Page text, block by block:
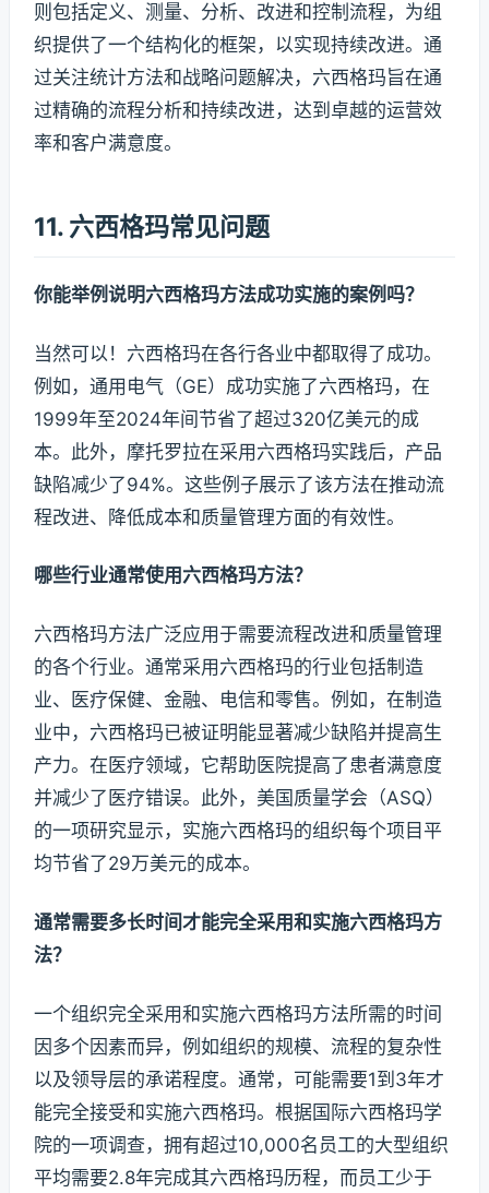
则包括定义、测量、分析、改进和控制流程，为组
织提供了一个结构化的框架，以实现持续改进。通
过关注统计方法和战略问题解决，六西格玛旨在通
过精确的流程分析和持续改进，达到卓越的运营效
率和客户满意度。
11. 六西格玛常见问题
你能举例说明六西格玛方法成功实施的案例吗？
当然可以！六西格玛在各行各业中都取得了成功。
例如，通用电气（GE）成功实施了六西格玛，在
1999年至2024年间节省了超过320亿美元的成
本。此外，摩托罗拉在采用六西格玛实践后，产品
缺陷减少了94%。这些例子展示了该方法在推动流
程改进、降低成本和质量管理方面的有效性。
哪些行业通常使用六西格玛方法？
六西格玛方法广泛应用于需要流程改进和质量管理
的各个行业。通常采用六西格玛的行业包括制造
业、医疗保健、金融、电信和零售。例如，在制造
业中，六西格玛已被证明能显著减少缺陷并提高生
产力。在医疗领域，它帮助医院提高了患者满意度
并减少了医疗错误。此外，美国质量学会（ASQ）
的一项研究显示，实施六西格玛的组织每个项目平
均节省了29万美元的成本。
通常需要多长时间才能完全采用和实施六西格玛方
法？
一个组织完全采用和实施六西格玛方法所需的时间
因多个因素而异，例如组织的规模、流程的复杂性
以及领导层的承诺程度。通常，可能需要1到3年才
能完全接受和实施六西格玛。根据国际六西格玛学
院的一项调查，拥有超过10,000名员工的大型组织
平均需要2.8年完成其六西格玛历程，而员工少于